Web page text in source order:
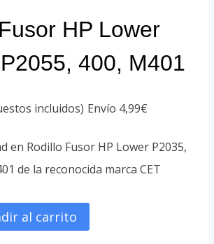
HP Lower
400, M401
incluidos) Envío 4,99€
en Rodillo Fusor HP Lower P2035,
de la reconocida marca CET
al carrito